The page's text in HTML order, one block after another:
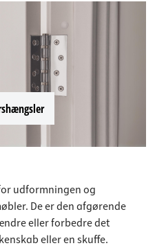
udformningen og
De er den afgørende
eller forbedre det
eller en skuffe.